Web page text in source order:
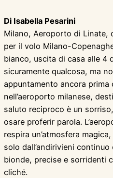
Di Isabella Pesarini
Milano, Aeroporto di Linate,
per il volo Milano-
bianco, uscita di casa alle 4
sicuramente qualcosa, ma
appuntamento ancora prima
nell’aeroporto milanese,
saluto reciproco è un
osare proferir parola.
respira un’atmosfera
solo dall’andirivieni
bionde, precise e sorridenti
cliché.